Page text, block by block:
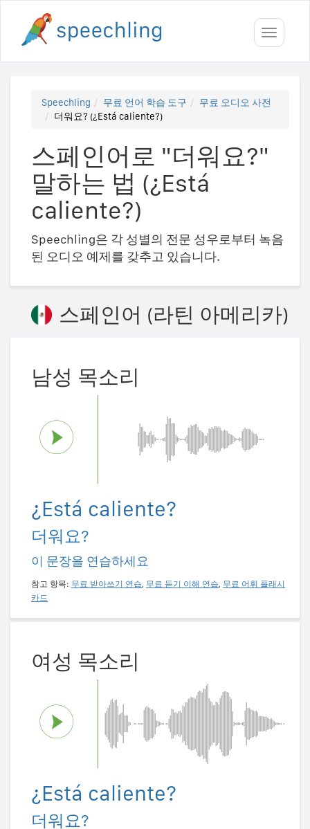
Toggle
Speechling 무료 언어 학습 도구
무료 오디오 사전
더워요? (¿Está caliente?)
스페인어로 "더워요?"
말하는 법 (¿Está
caliente?)
Speechling은 각 성별의 전문 성우로부터 녹음
된 오디오 예제를 갖추고 있습니다.
스페인어 (라틴 아메리카)
남성 목소리
¿Está caliente?
더워요?
이 문장을 연습하세요
참고 항목: 무료 받아쓰기 연습, 무료 듣기 이해 연습, 무료 어휘 플래시
카드
여성 목소리
¿Está caliente?
더워요?